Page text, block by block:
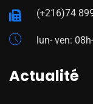
(+216)74
lun- ven:
Actualité